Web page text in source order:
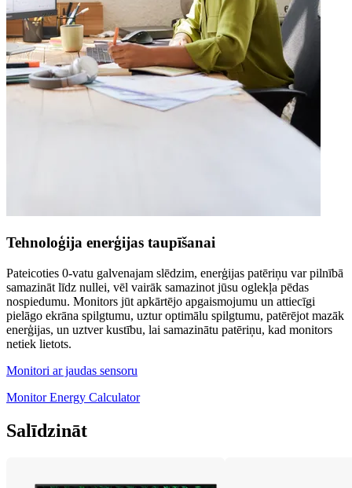
Tehnoloģija enerģijas taupīšanai
Pateicoties 0-vatu galvenajam slēdzim, enerģijas patēriņu var pilnībā
samazināt līdz nullei, vēl vairāk samazinot jūsu oglekļa pēdas
nospiedumu. Monitors jūt apkārtējo apgaismojumu un attiecīgi
pielāgo ekrāna spilgtumu, uztur optimālu spilgtumu, patērējot mazāk
enerģijas, un uztver kustību, lai samazinātu patēriņu, kad monitors
netiek lietots.
Monitori ar jaudas sensoru
Monitor Energy Calculator
Salīdzināt